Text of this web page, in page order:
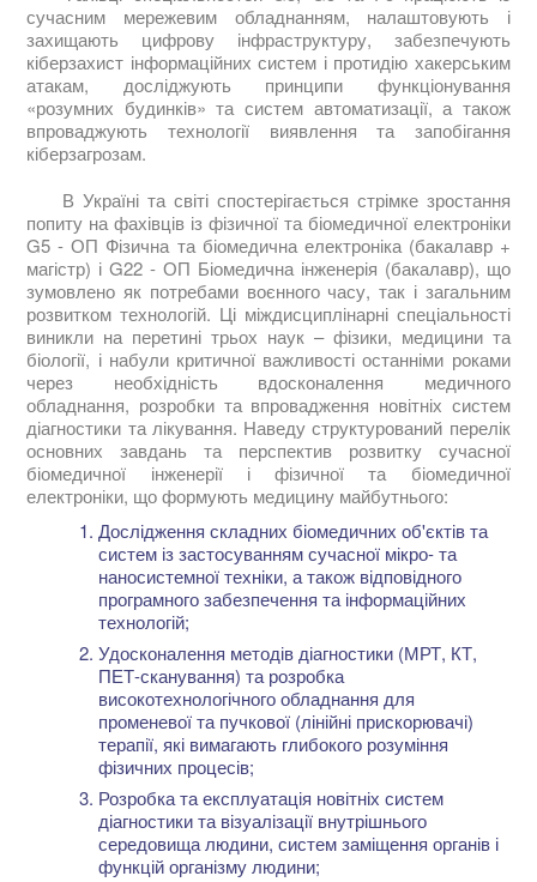
сучасним мережевим обладнанням, налаштовують і
захищають цифрову інфраструктуру, забезпечують
кіберзахист інформаційних систем і протидію хакерським
атакам, досліджують принципи функціонування
«розумних будинків» та систем автоматизації, а також
впроваджують технології виявлення та запобігання
кіберзагрозам.
В Україні та світі спостерігається стрімке зростання
попиту на фахівців із фізичної та біомедичної електроніки
G5 - ОП Фізична та біомедична електроніка (бакалавр +
магістр) і G22 - ОП Біомедична інженерія (бакалавр), що
зумовлено як потребами воєнного часу, так і загальним
розвитком технологій. Ці міждисциплінарні спеціальності
виникли на перетині трьох наук – фізики, медицини та
біології, і набули критичної важливості останніми роками
через необхідність вдосконалення медичного
обладнання, розробки та впровадження новітніх систем
діагностики та лікування. Наведу структурований перелік
основних завдань та перспектив розвитку сучасної
біомедичної інженерії і фізичної та біомедичної
електроніки, що формують медицину майбутнього:
Дослідження складних біомедичних об'єктів та
систем із застосуванням сучасної мікро- та
наносистемної техніки, а також відповідного
програмного забезпечення та інформаційних
технологій;
Удосконалення методів діагностики (МРТ, КТ,
ПЕТ-сканування) та розробка
високотехнологічного обладнання для
променевої та пучкової (лінійні прискорювачі)
терапії, які вимагають глибокого розуміння
фізичних процесів;
Розробка та експлуатація новітніх систем
діагностики та візуалізації внутрішнього
середовища людини, систем заміщення органів і
функцій організму людини;